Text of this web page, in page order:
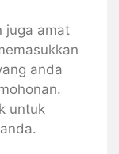
juga amat
anda
untuk